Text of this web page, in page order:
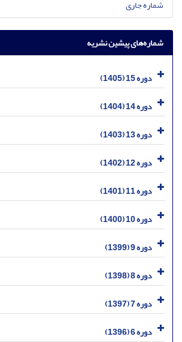
شماره جاری
شماره‌های پیشین نشریه
دوره 15 (1405)
دوره 14 (1404)
دوره 13 (1403)
دوره 12 (1402)
دوره 11 (1401)
دوره 10 (1400)
دوره 9 (1399)
دوره 8 (1398)
دوره 7 (1397)
دوره 6 (1396)